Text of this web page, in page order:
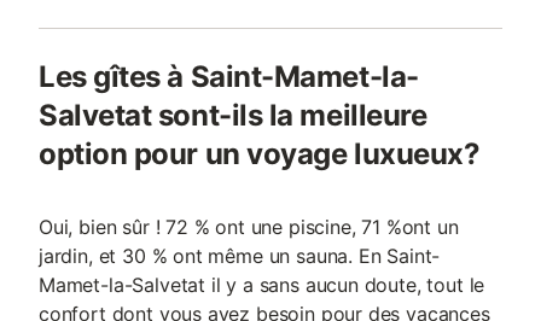
Les gîtes à Saint-Mamet-la-
Salvetat sont-ils la meilleure
option pour un voyage luxueux?
Oui, bien sûr ! 72 % ont une piscine, 71 %ont un
jardin, et 30 % ont même un sauna. En Saint-
Mamet-la-Salvetat il y a sans aucun doute, tout le
confort dont vous avez besoin pour des vacances